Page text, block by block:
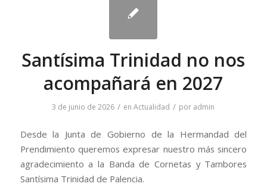
Santísima Trinidad no nos
acompañará en 2027
3 de junio de 2026 / enActualidad / por admin
Desde la Junta de Gobierno de la Hermandad del
Prendimiento queremos expresar nuestro más sincero
agradecimiento a la Banda de Cornetas y Tambores
Santísima Trinidad de Palencia.